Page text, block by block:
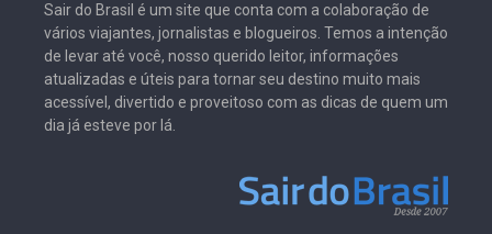
Sair do Brasil é um site que conta com a colaboração de
vários viajantes, jornalistas e blogueiros. Temos a intenção
de levar até você, nosso querido leitor, informações
atualizadas e úteis para tornar seu destino muito mais
acessível, divertido e proveitoso com as dicas de quem um
dia já esteve por lá.